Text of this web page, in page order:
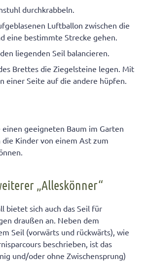
durchkrabbeln.
Luftballon zwischen die
eine bestimmte Strecke gehen.
liegenden Seil balancieren.
Brettes die Ziegelsteine legen. Mit
einer Seite auf die andere hüpfen.
geeigneten Baum im Garten
die Kinder von einem Ast zum
„Alleskönner“
bietet sich auch das Seil für
draußen an. Neben dem
Seil (vorwärts und rückwärts), wie
beschrieben, ist das
und/oder ohne Zwischensprung)